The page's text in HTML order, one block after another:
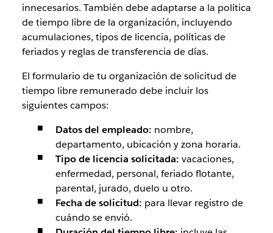
innecesarios. También debe adaptarse a la política
de tiempo libre de la organización, incluyendo
acumulaciones, tipos de licencia, políticas de
feriados y reglas de transferencia de días.
El formulario de tu organización de solicitud de
tiempo libre remunerado debe incluir los
siguientes campos:
Datos del empleado: nombre,
departamento, ubicación y zona horaria.
Tipo de licencia solicitada: vacaciones,
enfermedad, personal, feriado flotante,
parental, jurado, duelo u otro.
Fecha de solicitud: para llevar registro de
cuándo se envió.